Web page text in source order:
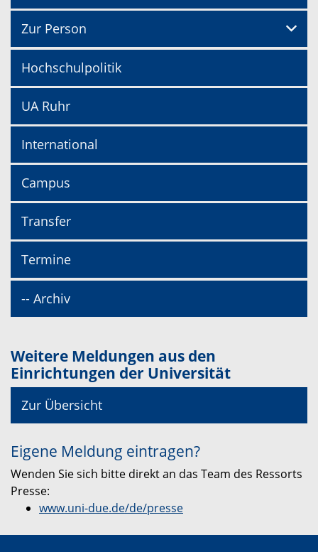
Zur Person
Hochschulpolitik
UA Ruhr
International
Campus
Transfer
Termine
-- Archiv
Weitere Meldungen aus den
Einrichtungen der Universität
Zur Übersicht
Eigene Meldung eintragen?
Wenden Sie sich bitte direkt an das Team des Ressorts
Presse:
www.uni-due.de/de/presse